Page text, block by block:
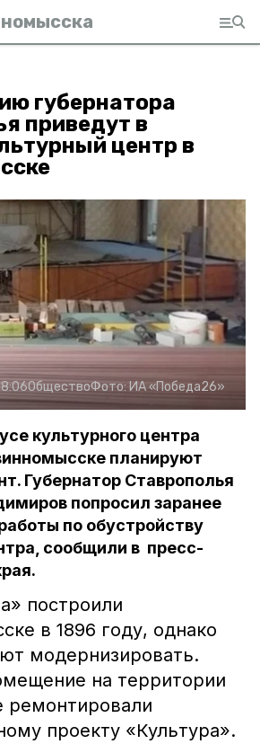
губернатора
приведут в
центр в
ОбществоФото:ИА «Победа26»
культурного центра
планируют
Губернатор Ставрополья
попросил заранее
по обустройству
сообщили в пресс-
построили
в 1896 году, однако
модернизировать.
на территории
ремонтировали
проекту «Культура».